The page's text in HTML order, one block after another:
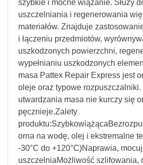
szybkie i mocne wiązanie. Służy
uszczelniania i regenerowania
materiałów. Znajduje
i łączeniu przedmiotów,
uszkodzonych powierzchni,
wypełnianiu uszkodzonych
masa Pattex Repair Express jest
oleje oraz typowe rozpuszczalniki.
utwardzania masa nie kurczy się
pęcznieje.Zalety
orna na wodę, olej i ekstremalne
-30°C do +120°C)Naprawia,
uszczelniaMożliwość szlifowania,